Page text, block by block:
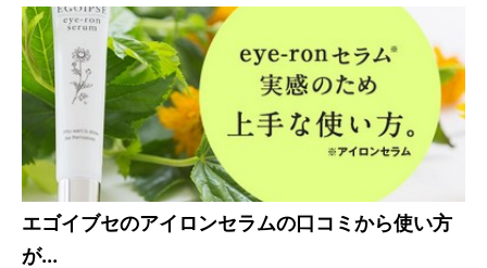
エゴイブセのアイロンセラムの口コミから使い方
が...